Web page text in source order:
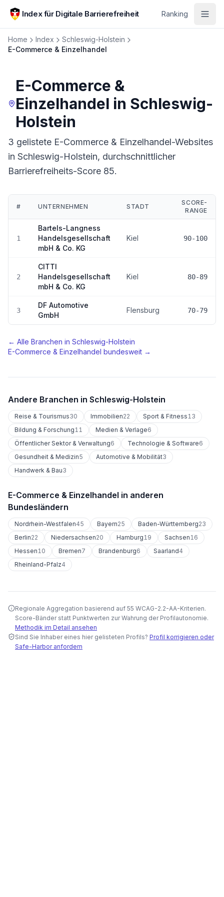
Zum Hauptinhalt springen
Index für Digitale Barrierefreiheit Ranking
Home Index
Schleswig-Holstein
E-Commerce & Einzelhandel
E-Commerce &
Einzelhandel in Schleswig-
Holstein
3 gelistete E-Commerce & Einzelhandel-Websites
in Schleswig-Holstein, durchschnittlicher
Barrierefreiheits-Score 85.
E-Commerce & Einzelhandel
# UNTERNEHMEN STADT
SCORE-
RANGE
1
Bartels-Langness
Handelsgesellschaft
mbH & Co. KG
Kiel 90-100
2
CITTI
Handelsgesellschaft
mbH & Co. KG
Kiel 80-89
3
DF Automotive
GmbH
Flensburg 70-79
← Alle Branchen in Schleswig-Holstein
E-Commerce & Einzelhandel bundesweit →
Andere Branchen in Schleswig-Holstein
Reise & Tourismus30 Immobilien22 Sport & Fitness13
Bildung & Forschung11 Medien & Verlage6
Öffentlicher Sektor & Verwaltung6 Technologie & Software6
Gesundheit & Medizin5 Automotive & Mobilität3
Handwerk & Bau3
E-Commerce & Einzelhandel in anderen
Bundesländern
Nordrhein-Westfalen45 Bayern25 Baden-Württemberg23
Berlin22 Niedersachsen20 Hamburg19 Sachsen16
Hessen10 Bremen7 Brandenburg6 Saarland4
Rheinland-Pfalz4
Regionale Aggregation basierend auf 55 WCAG-2.2-AA-Kriterien.
Score-Bänder statt Punktwerten zur Wahrung der Profilautonomie.
Methodik im Detail ansehen
Sind Sie Inhaber eines hier gelisteten Profils? Profil korrigieren oder
Safe-Harbor anfordern